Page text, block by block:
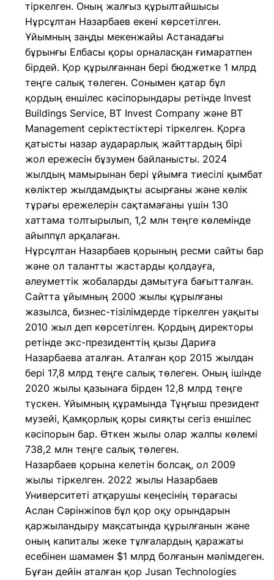
тіркелген. Оның жалғыз құрылтайшысы
Нұрсұлтан Назарбаев екені көрсетілген.
Ұйымның заңды мекенжайы Астанадағы
бұрынғы Елбасы қоры орналасқан ғимаратпен
бірдей. Қор құрылғаннан бері бюджетке 1 млрд
теңге салық төлеген. Сонымен қатар бұл
қордың еншілес кәсіпорындары ретінде Invest
Buildings Service, BT Invest Company және BT
Management серіктестіктері тіркелген. Қорға
қатысты назар аударарлық жайттардың бірі
жол ережесін бұзумен байланысты. 2024
жылдың мамырынан бері ұйымға тиесілі қымбат
көліктер жылдамдықты асырғаны және көлік
тұрағы ережелерін сақтамағаны үшін 130
хаттама толтырылып, 1,2 млн теңге көлемінде
айыппұл арқалаған.
Нұрсұлтан Назарбаев қорының ресми сайты бар
және ол талантты жастарды қолдауға,
әлеуметтік жобаларды дамытуға бағытталған.
Сайтта ұйымның 2000 жылы құрылғаны
жазылса, бизнес-тізілімдерде тіркелген уақыты
2010 жыл деп көрсетілген. Қордың директоры
ретінде экс-президенттің қызы Дариға
Назарбаева аталған. Аталған қор 2015 жылдан
бері 17,8 млрд теңге салық төлеген. Оның ішінде
2020 жылы қазынаға бірден 12,8 млрд теңге
түскен. Ұйымның құрамында Тұңғыш президент
музейі, Қамқорлық қоры сияқты сегіз еншілес
кәсіпорын бар. Өткен жылы олар жалпы көлемі
738,2 млн теңге салық төлеген.
Назарбаев қорына келетін болсақ, ол 2009
жылы тіркелген. 2022 жылы Назарбаев
Университеті атқарушы кеңесінің төрағасы
Аслан Сәрінжіпов бұл қор оқу орындарын
қаржыландыру мақсатында құрылғанын және
оның капиталы жеке тұлғалардың қаражаты
есебінен шамамен $1 млрд болғанын мәлімдеген.
Бұған дейін аталған қор Jusan Technologies